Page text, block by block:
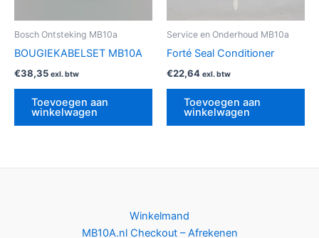
Bosch Ontsteking MB10a
BOUGIEKABELSET MB10A
€38,35 exl. btw
Toevoegen aan
winkelwagen
Service en Onderhoud MB10a
Forté Seal Conditioner
€22,64 exl. btw
Toevoegen aan
winkelwagen
Winkelmand
MB10A.nl Checkout – Afrekenen